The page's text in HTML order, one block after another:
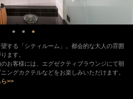
する「シティルーム」。都会的な大人の雰囲
ます。
お客様には、エグゼクティブラウンジにて朝
ングカクテルなどをお楽しみいただけます。
>>